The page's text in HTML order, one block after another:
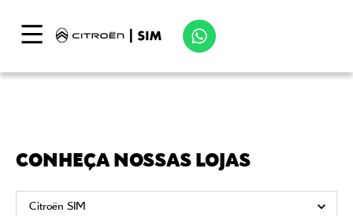
CONHEÇA NOSSAS LOJAS